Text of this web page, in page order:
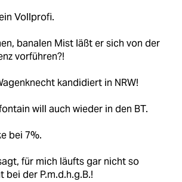
Vollprofi.
banalen Mist läßt er sich von der
vorführen?!
kandidiert in NRW!
will auch wieder in den BT.
bei 7%.
für mich läufts gar nicht so
bei der P.m.d.h.g.B.!